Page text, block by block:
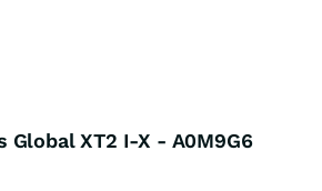
Global XT2 I-X - A0M9G6